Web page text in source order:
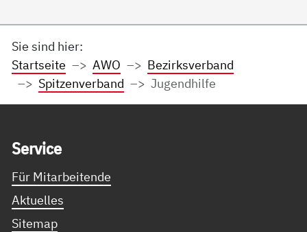
Sie sind hier:
Startseite
AWO
Bezirksverband
Spitzenverband
Jugendhilfe
Ser­vice
Für Mitarbeitende
Aktuelles
Sitemap